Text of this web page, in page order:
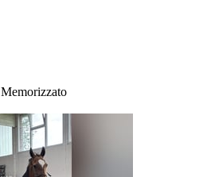
Memorizzato